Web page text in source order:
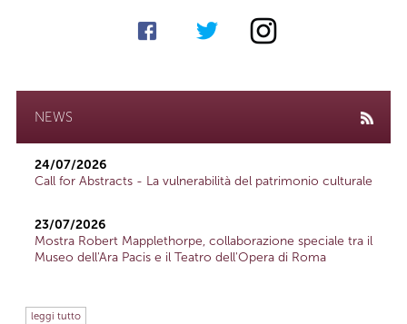
NEWS
24/07/2026
Call for Abstracts - La vulnerabilità del patrimonio culturale
23/07/2026
Mostra Robert Mapplethorpe, collaborazione speciale tra il
Museo dell'Ara Pacis e il Teatro dell'Opera di Roma
leggi tutto